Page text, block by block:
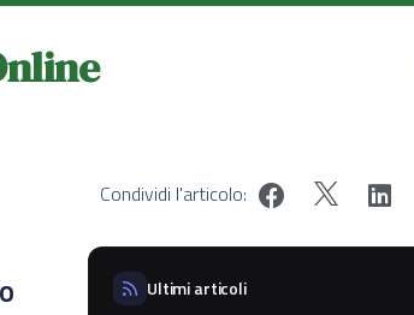
Condividi l'articolo:
Ultimi articoli